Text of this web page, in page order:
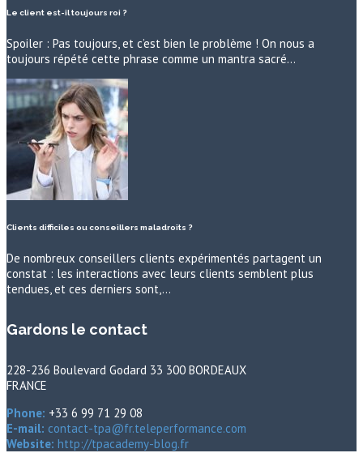
Le client est-il toujours roi ?
Spoiler : Pas toujours, et c’est bien le problème ! On nous a
toujours répété cette phrase comme un mantra sacré…
Clients difficiles ou conseillers maladroits ?
De nombreux conseillers clients expérimentés partagent un
constat : les interactions avec leurs clients semblent plus
tendues, et ces derniers sont,…
Gardons le contact
228-236 Boulevard Godard 33 300 BORDEAUX
FRANCE
Phone: +33 6 99 71 29 08
E-mail: contact-tpa@fr.teleperformance.com
Website: http://tpacademy-blog.fr